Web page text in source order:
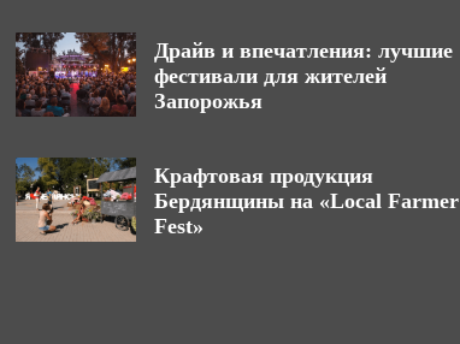
Драйв и впечатления: лучшие
фестивали для жителей
Запорожья
Крафтовая продукция
Бердянщины на «Local Farmer
Fest»